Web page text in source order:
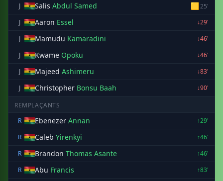
J
Salis Abdul Samed 🟨25'
J
Aaron Essel
↓29'
J
Mamudu Kamaradini
↓46'
J
Kwame Opoku
↓46'
J
Majeed Ashimeru
↓83'
J
Christopher Bonsu Baah ↓90'
REMPLAÇANTS
R
Ebenezer Annan
↑29'
R
Caleb Yirenkyi
↑46'
R
Brandon Thomas Asante
↑46'
R
Abu Francis
↑83'